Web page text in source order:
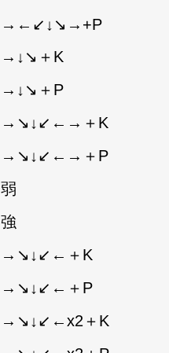
→←↙↓↘→+P
→↓↘＋K
→↓↘＋P
→↘↓↙←→＋K
→↘↓↙←→＋P
弱
強
→↘↓↙←＋K
→↘↓↙←＋P
→↘↓↙←x2＋K